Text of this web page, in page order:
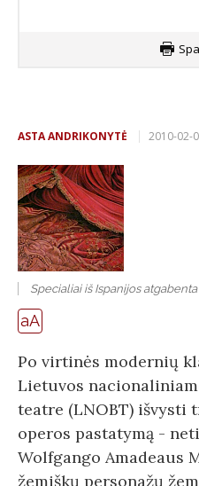
ASTA ANDRIKONYTĖ 2010-02-
Specialiai iš Ispanijos
aA
Po virtinės modernių
Lietuvos
teatre (LNOBT)
operos pastatymą -
Wolfgango Amadeaus
žemiškų personažų